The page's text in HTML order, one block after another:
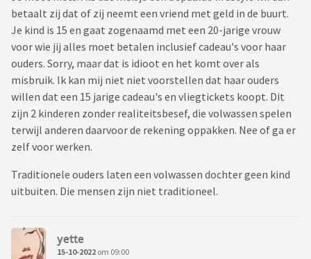
voor haar familie (voor onder de boom) en dat zoonlief dus
met kerst niet thuis is (oké, persoonlijk dingetje).
Waar wij wonen kunnen kinderen van 15 jaar nog niet werken.
Komt er dus op neer dat wij alles moeten betalen.
Ook zitten we er een beetje mee dat zoon nu in de normale
fase zit van uitgaan etc maar dat wanneer zij hier is of
wanneer zij op zaterdag thuis is van werk, hij haar niet
wil/kan combineren met zijn 15 jarige vrienden of niet met
ze mee uit wil omdat hij dan met haar wil bellen (omdat zij
dan vrij is van werk).
Derde punt is dat zoon enorm zijn best moet doen op school
eigenlijk zou moeten liggen op lekker school, vrienden,
uitgaan, zijn sporten en niet op een volwassen relatie met
betaalt zij dat of zij neemt een vriend met geld in de buurt.
Je kind is 15 en gaat zogenaamd met een 20-jarige vrouw
voor wie jij alles moet betalen inclusief cadeau's voor haar
ouders. Sorry, maar dat is idioot en het komt over als
misbruik. Ik kan mij niet niet voorstellen dat haar ouders
willen dat een 15 jarige cadeau's en vliegtickets koopt. Dit
zijn 2 kinderen zonder realiteitsbesef, die volwassen spelen
terwijl anderen daarvoor de rekening oppakken. Nee of ga er
zelf voor werken.
Traditionele ouders laten een volwassen dochter geen kind
uitbuiten. Die mensen zijn niet traditioneel.
yette
15-10-2022 om 09:00